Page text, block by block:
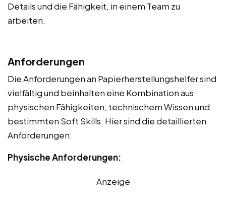
Details und die Fähigkeit, in einem Team zu
arbeiten.
Anforderungen
Die Anforderungen an Papierherstellungshelfer sind
vielfältig und beinhalten eine Kombination aus
physischen Fähigkeiten, technischem Wissen und
bestimmten Soft Skills. Hier sind die detaillierten
Anforderungen:
Physische Anforderungen:
Anzeige